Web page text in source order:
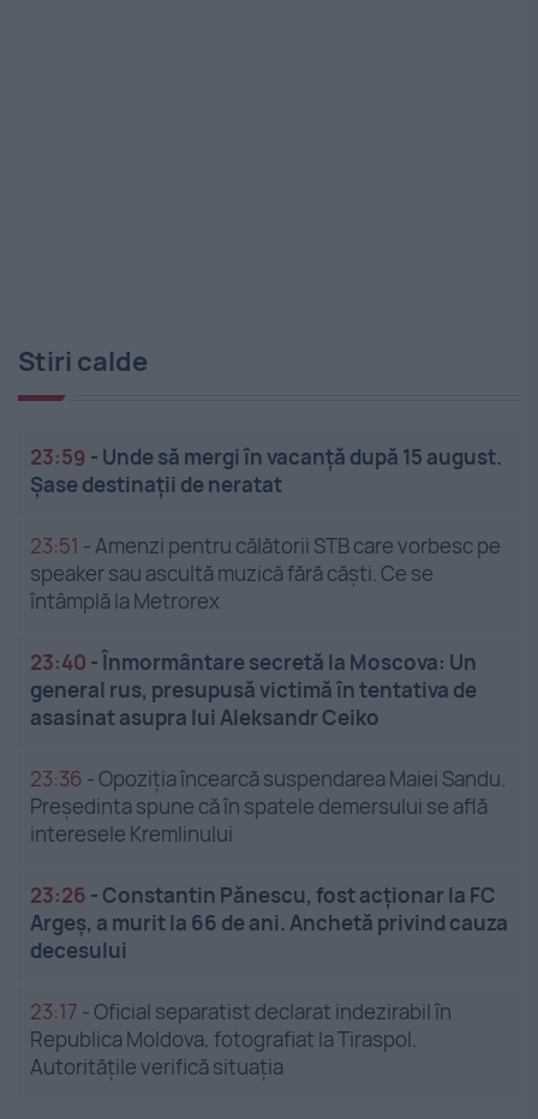
Stiri calde
23:59 - Unde să mergi în vacanță după 15 august.
Șase destinații de neratat
23:51 -Amenzi pentru călătorii STB care vorbesc pe
speaker sau ascultă muzică fără căști. Ce se
întâmplă la Metrorex
23:40 -Înmormântare secretă la Moscova: Un
general rus, presupusă victimă în tentativa de
asasinat asupra lui Aleksandr Ceiko
23:36 -Opoziția încearcă suspendarea Maiei Sandu.
Președinta spune că în spatele demersului se află
interesele Kremlinului
23:26 -Constantin Pănescu, fost acționar la FC
Argeș, a murit la 66 de ani. Anchetă privind cauza
decesului
23:17 -Oficial separatist declarat indezirabil în
Republica Moldova, fotografiat la Tiraspol.
Autoritățile verifică situația